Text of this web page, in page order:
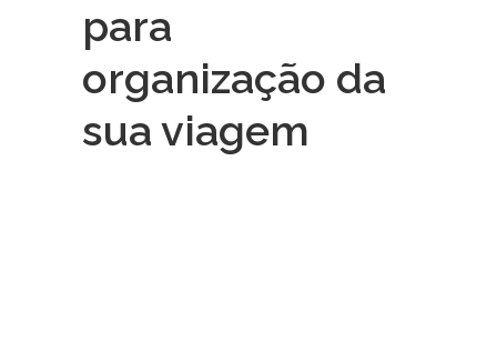
para
organização da
sua viagem